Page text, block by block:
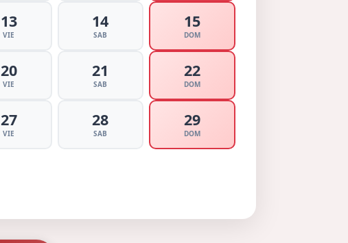
13
VIE
14
SAB
15
DOM
20
VIE
21
SAB
22
DOM
27
VIE
28
SAB
29
DOM